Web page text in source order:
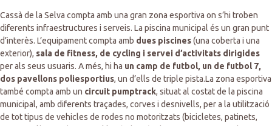
Cassà de la Selva compta amb una gran zona esportiva on s’hi troben
diferents infraestructures i serveis. La piscina municipal és un gran punt
d’interès. L’equipament compta amb dues piscines(una coberta i una
exterior), sala de fitness, de cycling i servei d’activitats dirigides
per als seus usuaris. A més, hi ha un camp de futbol, un de futbol 7,
dos pavellons poliesportius, un d’ells de triple pista.La zona esportiva
també compta amb un circuit pumptrack, situat al costat de la piscina
municipal, amb diferents traçades, corves i desnivells, per a la utilització
de tot tipus de vehicles de rodes no motoritzats (bicicletes, patinets,